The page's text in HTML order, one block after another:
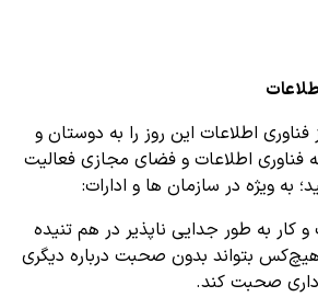
فناوری اطلاعات این روز را به دوستان و
فناوری اطلاعات و فضای مجازی فعالیت
به ویژه در سازمان ها و ادارات:
کار به طور جدایی ناپذیر در هم تنیده
بتواند بدون صحبت درباره دیگری
صحبت کند.